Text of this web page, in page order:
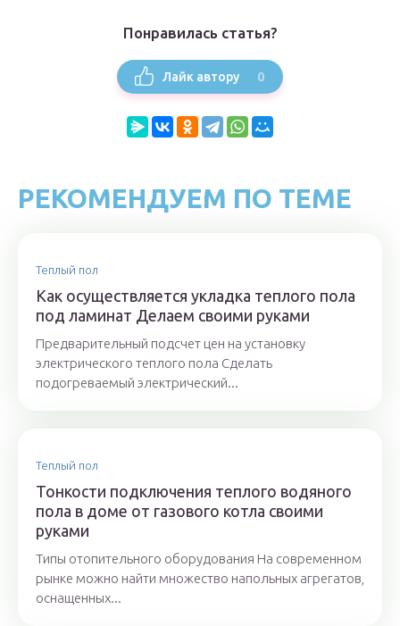
Понравилась статья?
Лайк автору 0
РЕКОМЕНДУЕМ ПО ТЕМЕ
Теплый пол
Как осуществляется укладка теплого пола
под ламинат Делаем своими руками
Предварительный подсчет цен на установку
электрического теплого пола Сделать
подогреваемый электрический...
Теплый пол
Тонкости подключения теплого водяного
пола в доме от газового котла своими
руками
Типы отопительного оборудования На современном
рынке можно найти множество напольных агрегатов,
оснащенных...